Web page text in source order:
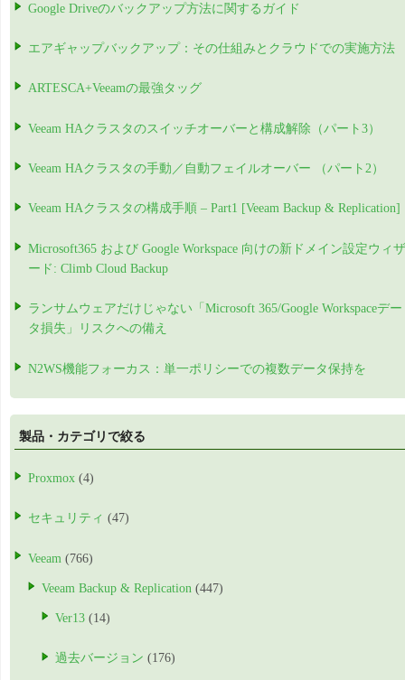
Google Driveのバックアップ方法に関するガイド
エアギャップバックアップ：その仕組みとクラウドでの実施方法
ARTESCA+Veeamの最強タッグ
Veeam HAクラスタのスイッチオーバーと構成解除（パート3）
Veeam HAクラスタの手動／自動フェイルオーバー （パート2）
Veeam HAクラスタの構成手順 – Part1 [Veeam Backup & Replication]
Microsoft365 および Google Workspace 向けの新ドメイン設定ウィザ
ード: Climb Cloud Backup
ランサムウェアだけじゃない「Microsoft 365/Google Workspaceデー
タ損失」リスクへの備え
N2WS機能フォーカス：単一ポリシーでの複数データ保持を
製品・カテゴリで絞る
Proxmox (4)
セキュリティ (47)
Veeam (766)
Veeam Backup & Replication (447)
Ver13 (14)
過去バージョン (176)